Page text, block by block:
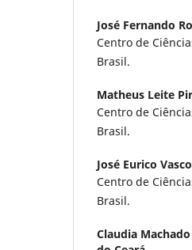
José Fernando
Centro de
Brasil.
Matheus Leite
Centro de
Brasil.
José Eurico
Centro de
Brasil.
Claudia